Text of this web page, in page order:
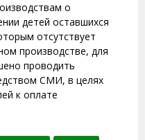
о
детей оставшихся
отсутствует
производстве, для
проводить
СМИ, в целях
к оплате